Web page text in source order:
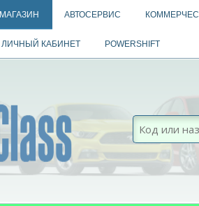
МАГАЗИН АВТОСЕРВИС
ЛИЧНЫЙ КАБИНЕТ POWERSHIFT